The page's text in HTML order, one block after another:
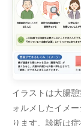
イラストは大腸
ォルメしたイメ
ります。診断は